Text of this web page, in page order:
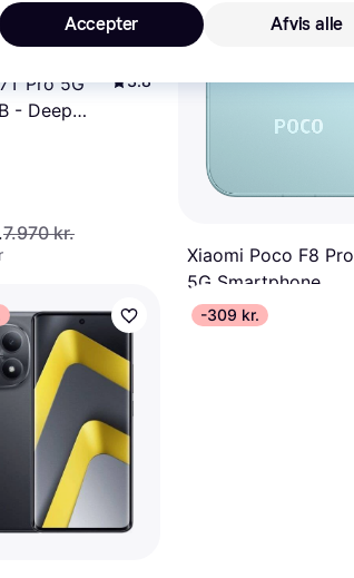
Pro 5G
- Deep
3.8
7.970 kr.
Xiaomi Poco F8 Pro
5G Smartphone
Dual-SIM RAM
Android
4.227 kr.5.000 kr.
-309 kr.
Afvis alle
Accepter